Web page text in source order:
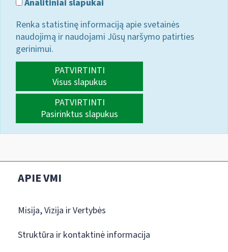
Analitiniai slapukai
Renka statistinę informaciją apie svetainės
naudojimą ir naudojami Jūsų naršymo patirties
gerinimui.
PATVIRTINTI
Visus slapukus
PATVIRTINTI
Pasirinktus slapukus
APIE VMI
Misija, Vizija ir Vertybės
Struktūra ir kontaktinė informacija